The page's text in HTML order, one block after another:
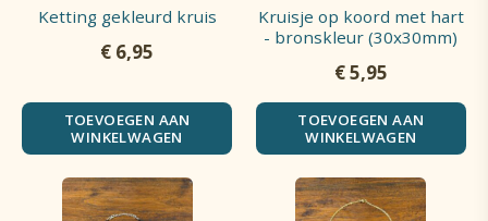
Ketting gekleurd kruis
€ 6,95
TOEVOEGEN AAN
WINKELWAGEN
Kruisje op koord met hart
- bronskleur (30x30mm)
€5,95
TOEVOEGEN AAN
WINKELWAGEN